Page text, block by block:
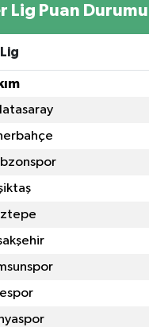
Lig Puan Durumu